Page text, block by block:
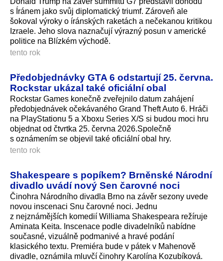
s Íránem jako svůj diplomatický triumf. Zároveň ale
šokoval výroky o íránských raketách a nečekanou kritikou
Izraele. Jeho slova naznačují výrazný posun v americké
politice na Blízkém východě.
tento rok
Předobjednávky GTA 6 odstartují 25. června.
Rockstar ukázal také oficiální obal
Rockstar Games konečně zveřejnilo datum zahájení
předobjednávek očekávaného Grand Theft Auto 6. Hráči
na PlayStationu 5 a Xboxu Series X/S si budou moci hru
objednat od čtvrtka 25. června 2026.Společně
s oznámením se objevil také oficiální obal hry.
tento rok
Shakespeare s popíkem? Brněnské Národní
divadlo uvádí nový Sen čarovné noci
Činohra Národního divadla Brno na závěr sezony uvede
novou inscenaci Snu čarovné noci. Jednu
z nejznámějších komedií Williama Shakespeara režíruje
Aminata Keita. Inscenace podle divadelníků nabídne
současné, vizuálně podmanivé a hravé podání
klasického textu. Premiéra bude v pátek v Mahenově
divadle, oznámila mluvčí činohry Karolína Kozubíková.